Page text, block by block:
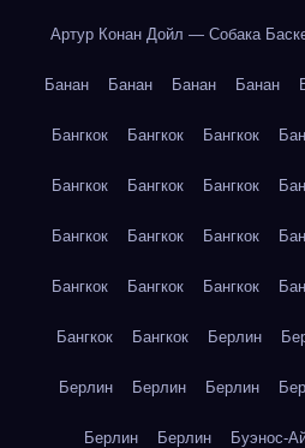
Артур Конан Дойл — Собака
Банан Банан Банан Банан
Бангкок Бангкок Бангкок
Бангкок Бангкок Бангкок
Бангкок Бангкок Бангкок
Бангкок Бангкок Бангкок
Бангкок Бангкок Берлин
Берлин Берлин Берлин
Берлин Берлин Буэнос-